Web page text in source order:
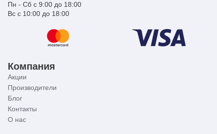
Пн - Сб с 9:00 до 18:00
Вс с 10:00 до 18:00
Компания
Акции
Производители
Блог
Контакты
О нас